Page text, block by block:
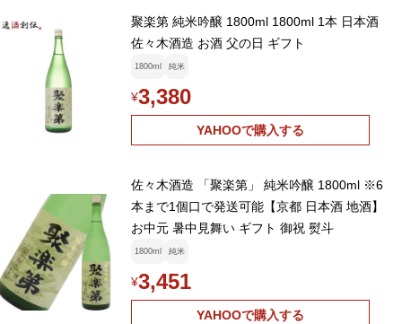
聚楽第 純米吟醸 1800ml 1800ml 1本 日本酒
佐々木酒造 お酒 父の日 ギフト
1800ml 純米
¥3,380
YAHOOで購入する
佐々木酒造 「聚楽第」 純米吟醸 1800ml ※6
本まで1個口で発送可能【京都 日本酒 地酒】
お中元 暑中見舞い ギフト 御祝 熨斗
1800ml 純米
¥3,451
YAHOOで購入する